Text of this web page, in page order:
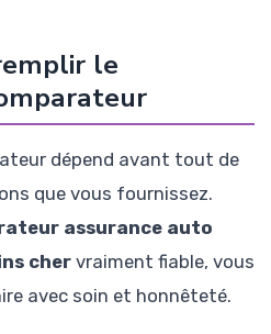
le
dépend avant tout de
que vous fournissez.
assurance auto
cher vraiment fiable, vous
avec soin et honnêteté.